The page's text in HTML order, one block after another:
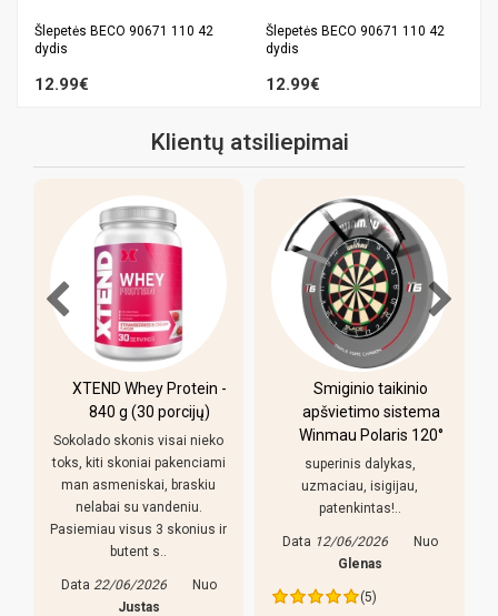
Šlepetės BECO 90671 110 42
dydis
12.99€
Šlepetės BECO 90671 110 42
dydis
12.99€
Klientų atsiliepimai
XTEND Whey Protein -
840 g (30 porcijų)
Sokolado skonis visai nieko
toks, kiti skoniai pakenciami
man asmeniskai, braskiu
nelabai su vandeniu.
Pasiemiau visus 3 skonius ir
butent s..
Data 22/06/2026
Nuo
Justas
Smiginio taikinio
apšvietimo sistema
Winmau Polaris 120°
superinis dalykas,
uzmaciau, isigijau,
patenkintas!..
Data 12/06/2026
Nuo
Glenas
(5)